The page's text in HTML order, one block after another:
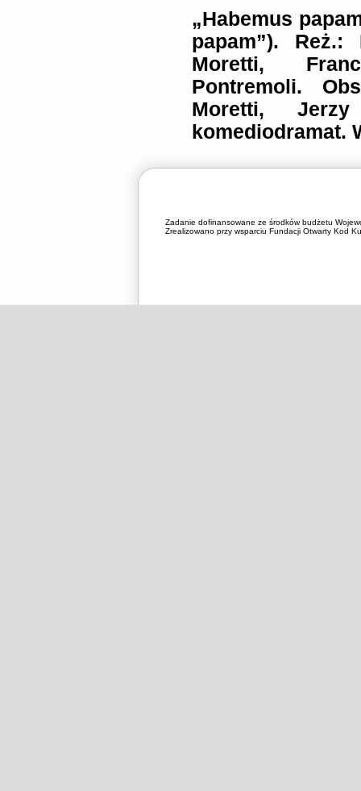
„Habemus
papam”).
Moretti,
Pontremoli.
Moretti,
komediodramat.
Zadanie dofinansowane ze środków budżetu
Zrealizowano przy wsparciu Fundacji Otwarty Kod